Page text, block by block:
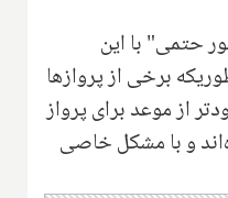
حتمی" با این
برخی از پروازها
از موعد برای پرواز
و با مشکل خاصی